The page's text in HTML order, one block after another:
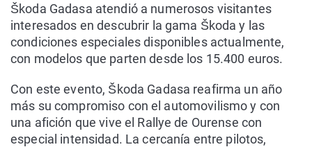
Škoda Gadasa atendió a numerosos visitantes
interesados en descubrir la gama Škoda y las
condiciones especiales disponibles actualmente,
con modelos que parten desde los 15.400 euros.
Con este evento, Škoda Gadasa reafirma un año
más su compromiso con el automovilismo y con
una afición que vive el Rallye de Ourense con
especial intensidad. La cercanía entre pilotos,